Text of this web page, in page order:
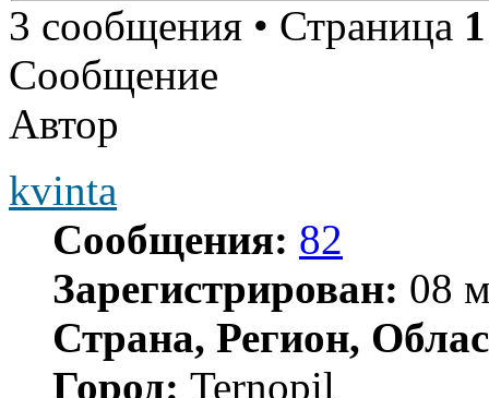
3 сообщения • Страница 1
Сообщение
Автор
kvinta
Сообщения: 82
Зарегистрирован: 08
Страна, Регион,
Город: Ternopil